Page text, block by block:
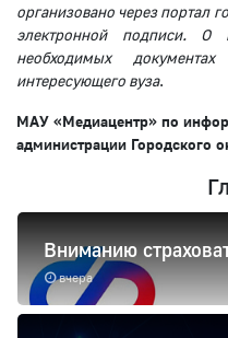
организовано через портал
электронной подписи. О
необходимых
интересующего вуза.
МАУ «Медиацентр» по
администрации Городского
вчера
Вниманию